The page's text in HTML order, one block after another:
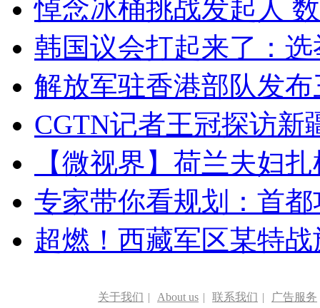
悼念冰桶挑战发起人
韩国议会打起来了：
解放军驻香港部队发
CGTN记者王冠探访新
【微视界】荷兰夫妇
专家带你看规划：首
超燃！西藏军区某特
关于我们 | About us | 联系我们 | 广告服务